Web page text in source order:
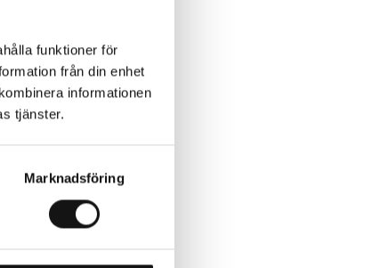
funktioner för
från din enhet
informationen
tjänster.
Marknadsföring